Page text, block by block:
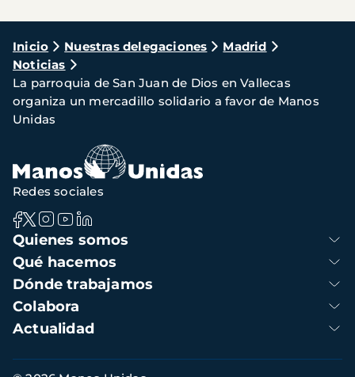
Ruta
de
navegación
Inicio Nuestras delegaciones
Madrid
Noticias
La parroquia de San Juan de Dios en Vallecas
organiza un mercadillo solidario a favor de Manos
Unidas
Navegación
principal
Quienes somos
Qué hacemos
Dónde trabajamos
Colabora
Actualidad
Redes sociales